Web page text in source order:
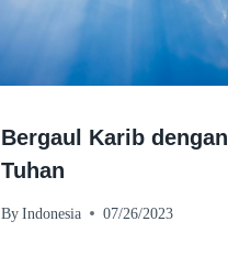
Bergaul Karib dengan
Tuhan
By Indonesia 07/26/2023